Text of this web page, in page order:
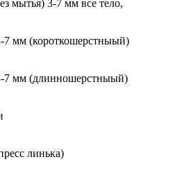
мытья) 3-7 мм все тело,
мм (короткошерстныый)
7 мм (длинношерстныый)
линька)